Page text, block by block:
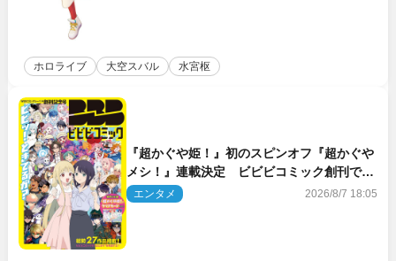
ホロライブ 大空スバル 水宮枢
『超かぐや姫！』初のスピンオフ『超かぐや
メシ！』連載決定 ビビビコミック創刊で31
作品一挙公開
エンタメ 2026/8/7 18:05